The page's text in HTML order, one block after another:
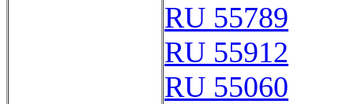
RU 55789
RU 55912
RU 55060